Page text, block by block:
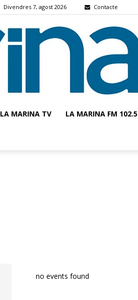
Divendres 7, agost 2026 Contacte
LA MARINA TV LA MARINA FM 102.5
no events found